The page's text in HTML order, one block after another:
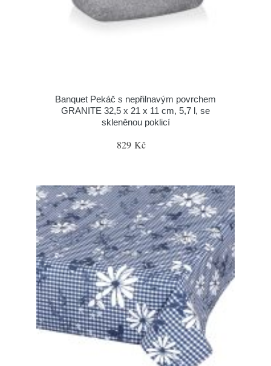
Banquet Pekáč s nepřilnavým povrchem
GRANITE 32,5 x 21 x 11 cm, 5,7 l, se
skleněnou poklicí
829 Kč